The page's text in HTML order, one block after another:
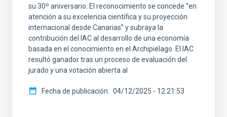
su 30º aniversario. El reconocimiento se concede “en
atención a su excelencia científica y su proyección
internacional desde Canarias” y subraya la
contribución del IAC al desarrollo de una economía
basada en el conocimiento en el Archipiélago. El IAC
resultó ganador tras un proceso de evaluación del
jurado y una votación abierta al
Fecha de publicación 04/12/2025 - 12:21:53